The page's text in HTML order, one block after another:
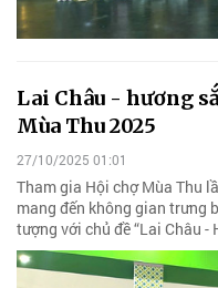
Lai Châu - hương
Mùa Thu 2025
27/10/2025 01:01
Tham gia Hội chợ Mùa Thu
mang đến không gian trưng
tượng với chủ đề “Lai Châu -